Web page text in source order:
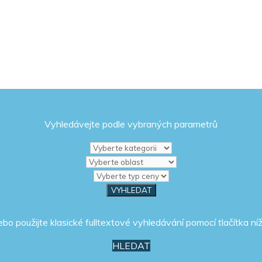
Vyhledávejte podle vybraných parametrů
použijte klasické fulltextové vyhledávání pomocí tlačítka
HLEDAT